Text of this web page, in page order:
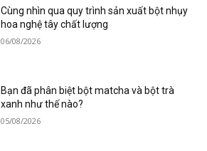
Cùng nhìn qua quy trình sản xuất bột nhụy
hoa nghệ tây chất lượng
06/08/2026
Bạn đã phân biệt bột matcha và bột trà
xanh như thế nào?
05/08/2026